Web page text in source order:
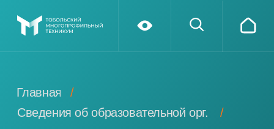
Международное сотрудничество